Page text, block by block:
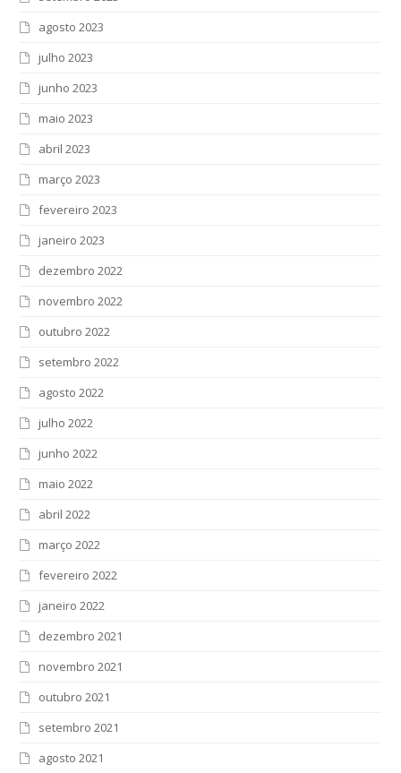
agosto 2023
julho 2023
junho 2023
maio 2023
abril 2023
março 2023
fevereiro 2023
janeiro 2023
dezembro 2022
novembro 2022
outubro 2022
setembro 2022
agosto 2022
julho 2022
junho 2022
maio 2022
abril 2022
março 2022
fevereiro 2022
janeiro 2022
dezembro 2021
novembro 2021
outubro 2021
setembro 2021
agosto 2021